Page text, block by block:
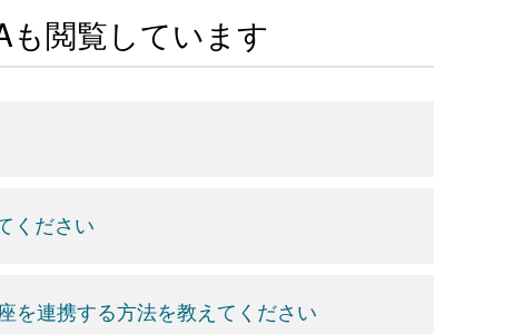
閲覧しています
ください
を連携する方法を教えてください